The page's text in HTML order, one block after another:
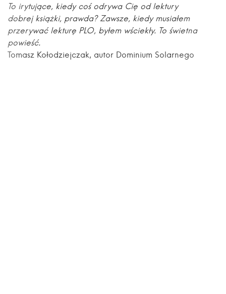
To irytujące, kiedy coś odrywa Cię od lektury
dobrej książki, prawda? Zawsze, kiedy musiałem
przerywać lekturę PLO, byłem wściekły. To świetna
powieść.
Tomasz Kołodziejczak, autor Dominium Solarnego